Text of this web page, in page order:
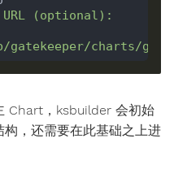
(optional)
Chart，ksbuilder 会初始
，还需要在此基础之上进